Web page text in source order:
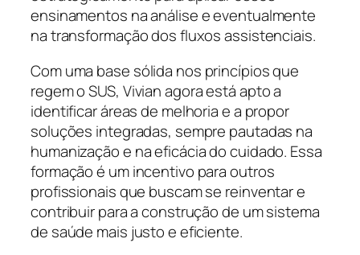
ensinamentos na análise e eventualmente
na transformação dos fluxos assistenciais.
Com uma base sólida nos princípios que
regem o SUS, Vivian agora está apto a
identificar áreas de melhoria e a propor
soluções integradas, sempre pautadas na
humanização e na eficácia do cuidado. Essa
formação é um incentivo para outros
profissionais que buscam se reinventar e
contribuir para a construção de um sistema
de saúde mais justo e eficiente.